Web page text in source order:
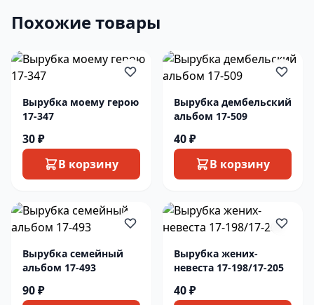
Похожие товары
Вырубка моему герою
17-347
30 ₽
В корзину
Вырубка дембельский
альбом 17-509
40 ₽
В корзину
Вырубка семейный
альбом 17-493
90 ₽
Вырубка жених-
невеста 17-198/17-205
40 ₽